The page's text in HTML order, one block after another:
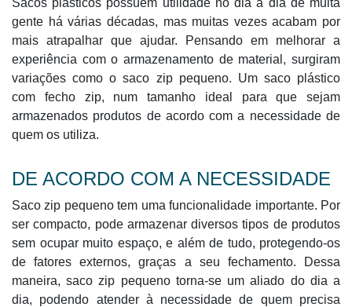
Sacos plásticos possuem utilidade no dia a dia de muita
gente há várias décadas, mas muitas vezes acabam por
mais atrapalhar que ajudar. Pensando em melhorar a
experiência com o armazenamento de material, surgiram
variações como o saco zip pequeno. Um saco plástico
com fecho zip, num tamanho ideal para que sejam
armazenados produtos de acordo com a necessidade de
quem os utiliza.
DE ACORDO COM A NECESSIDADE
Saco zip pequeno tem uma funcionalidade importante. Por
ser compacto, pode armazenar diversos tipos de produtos
sem ocupar muito espaço, e além de tudo, protegendo-os
de fatores externos, graças a seu fechamento. Dessa
maneira, saco zip pequeno torna-se um aliado do dia a
dia, podendo atender à necessidade de quem precisa